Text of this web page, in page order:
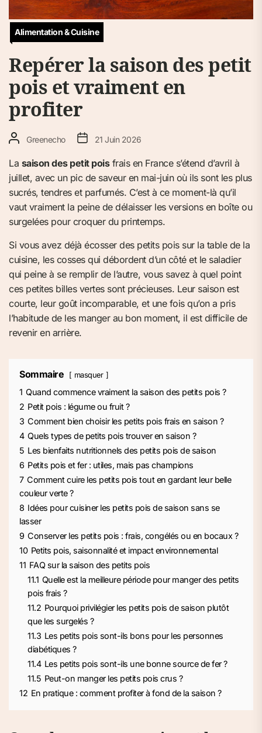
Alimentation & Cuisine
Repérer la saison des petit
pois et vraiment en
profiter
Greenecho 21 Juin 2026
La saison des petit poisfrais en France s’étend d’avril à
juillet, avec un pic de saveur en mai-juin où ils sont les plus
sucrés, tendres et parfumés. C’est à ce moment-là qu’il
vaut vraiment la peine de délaisser les versions en boîte ou
surgelées pour croquer du printemps.
Si vous avez déjà écosser des petits pois sur la table de la
cuisine, les cosses qui débordent d’un côté et le saladier
qui peine à se remplir de l’autre, vous savez à quel point
ces petites billes vertes sont précieuses. Leur saison est
courte, leur goût incomparable, et une fois qu’on a pris
l’habitude de les manger au bon moment, il est difficile de
revenir en arrière.
Sommaire masquer
1 Quand commence vraiment la saison des petits pois ?
2 Petit pois : légume ou fruit ?
3 Comment bien choisir les petits pois frais en saison ?
4 Quels types de petits pois trouver en saison ?
5 Les bienfaits nutritionnels des petits pois de saison
6 Petits pois et fer : utiles, mais pas champions
7 Comment cuire les petits pois tout en gardant leur belle
couleur verte ?
8 Idées pour cuisiner les petits pois de saison sans se
lasser
9 Conserver les petits pois : frais, congélés ou en bocaux ?
10 Petits pois, saisonnalité et impact environnemental
11 FAQ sur la saison des petits pois
11.1 Quelle est la meilleure période pour manger des petits
pois frais ?
11.2 Pourquoi privilégier les petits pois de saison plutôt
que les surgelés ?
11.3 Les petits pois sont-ils bons pour les personnes
diabétiques ?
11.4 Les petits pois sont-ils une bonne source de fer ?
11.5 Peut-on manger les petits pois crus ?
12 En pratique : comment profiter à fond de la saison ?